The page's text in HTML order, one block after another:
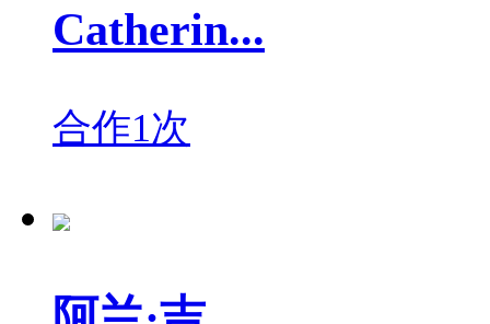
Catherin...
合作1次